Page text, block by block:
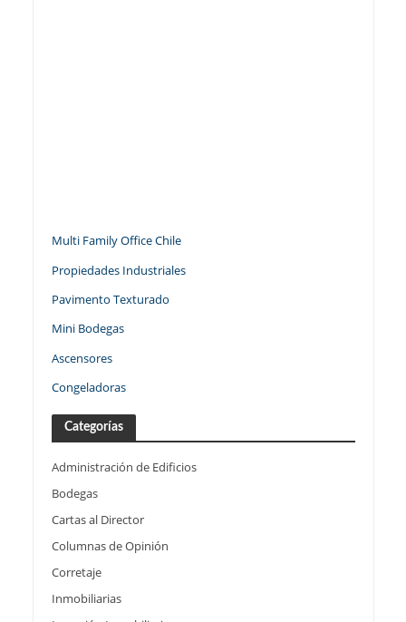
Multi Family Office Chile
Propiedades Industriales
Pavimento Texturado
Mini Bodegas
Ascensores
Congeladoras
Categorías
Administración de Edificios
Bodegas
Cartas al Director
Columnas de Opinión
Corretaje
Inmobiliarias